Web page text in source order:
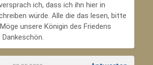
ich, dass ich ihn hier in
würde. Alle die das lesen, bitte
unsere Königin des Friedens
Dankeschön.